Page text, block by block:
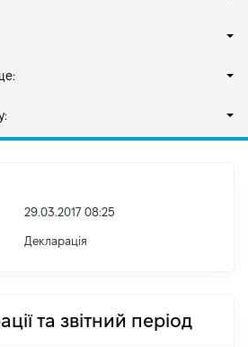
29.03.2017 08:25
Декларація
та звітний період